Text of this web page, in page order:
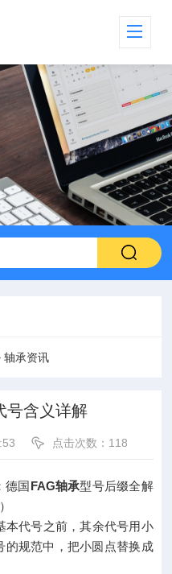
轴承资讯
号含义详解
点击次数： 118
德国FAG轴承型号后缀全解
本代号之前，其余代号用小
的规范中，把小圆点替换成